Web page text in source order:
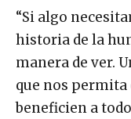
“Si algo
historia de la
manera de ver.
que nos
beneficien a